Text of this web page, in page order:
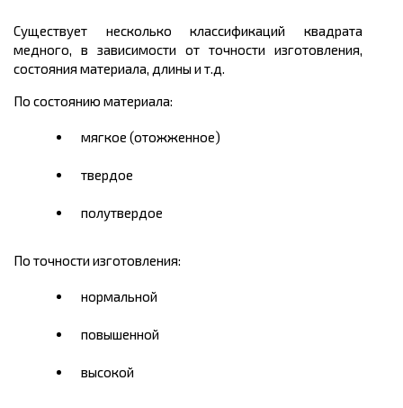
Существует несколько классификаций квадрата
медного, в зависимости от точности изготовления,
состояния материала, длины и т.д.
По состоянию материала:
мягкое (отожженное)
твердое
полутвердое
По точности изготовления:
нормальной
повышенной
высокой